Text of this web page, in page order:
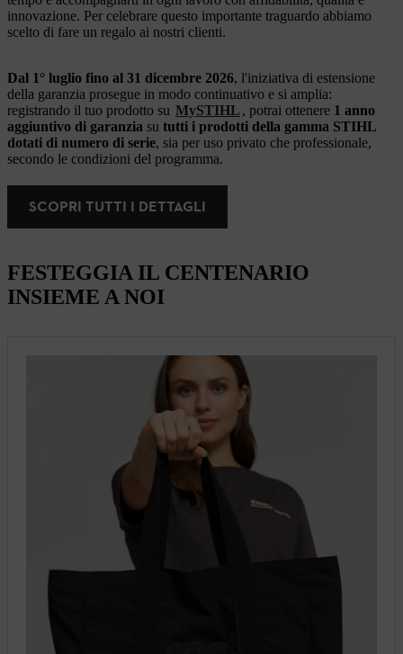
innovazione. Per celebrare questo importante traguardo abbiamo
scelto di fare un regalo ai nostri clienti.
Dal 1° luglio fino al 31 dicembre 2026, l'iniziativa di estensione
della garanzia prosegue in modo continuativo e si amplia:
registrando il tuo prodotto su MySTIHL , potrai ottenere 1 anno
aggiuntivo di garanzia su tutti i prodotti della gamma STIHL
dotati di numero di serie, sia per uso privato che professionale,
secondo le condizioni del programma.
SCOPRI TUTTI I DETTAGLI
FESTEGGIA IL CENTENARIO
INSIEME A NOI